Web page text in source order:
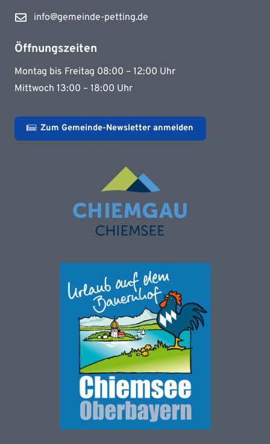
info@gemeinde-petting.de
Öffnungszeiten
Montag bis Freitag 08:00 – 12:00 Uhr
Mittwoch 13:00 – 18:00 Uhr
Zum Gemeinde-Newsletter anmelden